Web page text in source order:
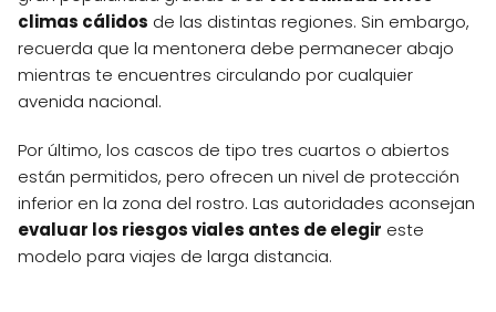
climas cálidos de las distintas regiones. Sin embargo,
recuerda que la mentonera debe permanecer abajo
mientras te encuentres circulando por cualquier
avenida nacional.
Por último, los cascos de tipo tres cuartos o abiertos
están permitidos, pero ofrecen un nivel de protección
inferior en la zona del rostro. Las autoridades aconsejan
evaluar los riesgos viales antes de elegir este
modelo para viajes de larga distancia.